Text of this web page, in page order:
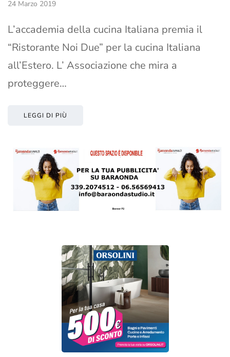
24 Marzo 2019
L’accademia della cucina Italiana premia il
“Ristorante Noi Due” per la cucina Italiana
all’Estero. L’ Associazione che mira a
proteggere…
LEGGI DI PIÙ